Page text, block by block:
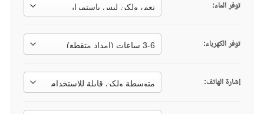
توفر الماء:
توفر الكهرباء:
إشارة الهاتف: